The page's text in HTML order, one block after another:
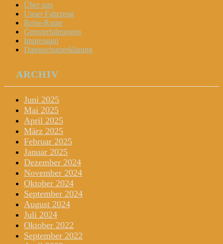
Über uns
Unser Fahrzeug
Reise-Route
Grenzerfahrungen
Impressum
Datenschutzerklärung
ARCHIV
Juni 2025
Mai 2025
April 2025
März 2025
Februar 2025
Januar 2025
Dezember 2024
November 2024
Oktober 2024
September 2024
August 2024
Juli 2024
Oktober 2022
September 2022